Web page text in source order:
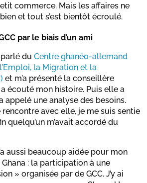
commerce. Mais les affaires ne
et tout s’est bientôt écroulé.
par le biais d’un ami
parlé du Centre ghanéo-allemand
la Migration et la
et m’a présenté la conseillère
écouté mon histoire. Puis elle a
appelé une analyse des besoins.
avec elle, je me suis sentie
quelqu’un m’avait accordé du
aussi beaucoup aidée pour mon
: la participation à une
» organisée par de GCC. J’y ai